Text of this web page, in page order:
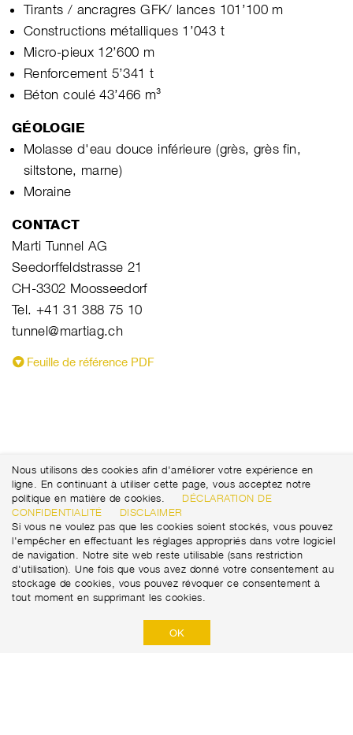
Tirants / ancragres GFK/ lances 101’100 m
Constructions métalliques 1’043 t
Micro-pieux 12’600 m
Renforcement 5’341 t
Béton coulé 43’466 m³
GÉOLOGIE
Molasse d'eau douce inférieure (grès, grès fin,
siltstone, marne)
Moraine
CONTACT
Marti Tunnel AG
Seedorffeldstrasse 21
CH-3302 Moosseedorf
Tel. +41 31 388 75 10
tunnel@martiag.ch
Feuille de référence PDF
Nous utilisons des cookies afin d'améliorer votre expérience en
ligne. En continuant à utiliser cette page, vous acceptez notre
politique en matière de cookies.
DÉCLARATION DE
CONFIDENTIALITÉ
DISCLAIMER
Si vous ne voulez pas que les cookies soient stockés, vous pouvez
l'empêcher en effectuant les réglages appropriés dans votre logiciel
de navigation. Notre site web reste utilisable (sans restriction
d'utilisation). Une fois que vous avez donné votre consentement au
stockage de cookies, vous pouvez révoquer ce consentement à
tout moment en supprimant les cookies.
OK